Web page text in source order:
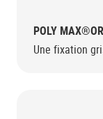
POLY
Une fixation